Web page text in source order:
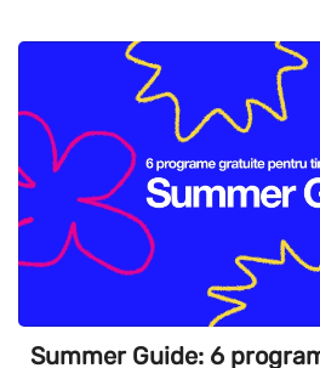
Summer Guide: 6